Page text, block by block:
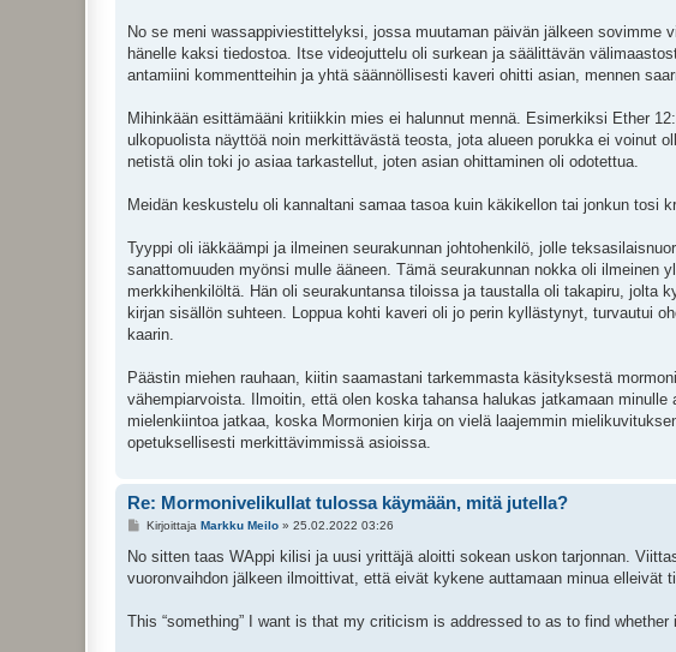
No se meni wassappiviestittelyksi, jossa muutaman päivän jälkeen
hänelle kaksi tiedostoa. Itse videojuttelu oli surkean ja säälittävän
antamiini kommentteihin ja yhtä säännöllisesti kaveri ohitti asian, mennen
Mihinkään esittämääni kritiikkin mies ei halunnut mennä. Esimerkiksi Ether
ulkopuolista näyttöä noin merkittävästä teosta, jota alueen porukka ei voinut
netistä olin toki jo asiaa tarkastellut, joten asian ohittaminen oli odotettua.
Meidän keskustelu oli kannaltani samaa tasoa kuin käkikellon tai jonkun tosi
Tyyppi oli iäkkäämpi ja ilmeinen seurakunnan johtohenkilö, jolle
sanattomuuden myönsi mulle ääneen. Tämä seurakunnan nokka oli ilmeinen
merkkihenkilöltä. Hän oli seurakuntansa tiloissa ja taustalla oli takapiru, jolta
kirjan sisällön suhteen. Loppua kohti kaveri oli jo perin kyllästynyt, turvautui
kaarin.
Päästin miehen rauhaan, kiitin saamastani tarkemmasta käsityksestä
vähempiarvoista. Ilmoitin, että olen koska tahansa halukas jatkamaan
mielenkiintoa jatkaa, koska Mormonien kirja on vielä laajemmin
opetuksellisesti merkittävimmissä asioissa.
Re: Mormonivelikullat tulossa käymään, mitä jutella?
V
e
t
Kirjoittaja Markku Meilo» 25.02.2022 03:26
No sitten taas WAppi kilisi ja uusi yrittäjä aloitti sokean uskon tarjonnan.
vuoronvaihdon jälkeen ilmoittivat, että eivät kykene auttamaan minua elleivät
This “something” I want is that my criticism is addressed to as to find